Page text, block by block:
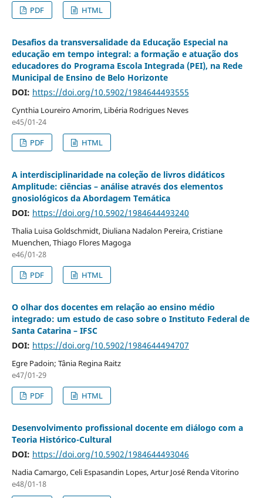
PDF
HTML
Desafios da transversalidade da Educação Especial na
educação em tempo integral: a formação e atuação dos
educadores do Programa Escola Integrada (PEI), na Rede
Municipal de Ensino de Belo Horizonte
DOI: https://doi.org/10.5902/1984644493555
Cynthia Loureiro Amorim, Libéria Rodrigues Neves
e45/01-24
PDF
HTML
A interdisciplinaridade na coleção de livros didáticos
Amplitude: ciências – análise através dos elementos
gnosiológicos da Abordagem Temática
DOI: https://doi.org/10.5902/1984644493240
Thalia Luisa Goldschmidt, Diuliana Nadalon Pereira, Cristiane
Muenchen, Thiago Flores Magoga
e46/01-28
PDF
HTML
O olhar dos docentes em relação ao ensino médio
integrado: um estudo de caso sobre o Instituto Federal de
Santa Catarina – IFSC
DOI: https://doi.org/10.5902/1984644494707
Egre Padoin; Tânia Regina Raitz
e47/01-29
PDF
HTML
Desenvolvimento profissional docente em diálogo com a
Teoria Histórico-Cultural
DOI: https://doi.org/10.5902/1984644493046
Nadia Camargo, Celi Espasandin Lopes, Artur José Renda Vitorino
e48/01-18